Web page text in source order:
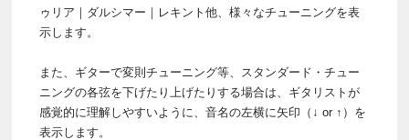
ゥリア｜ダルシマー｜レキント他、様々なチューニングを表
示します。
また、ギターで変則チューニング等、スタンダード・チュー
ニングの各弦を下げたり上げたりする場合は、ギタリストが
感覚的に理解しやすいように、音名の左横に矢印（↓ or ↑）を
表示します。